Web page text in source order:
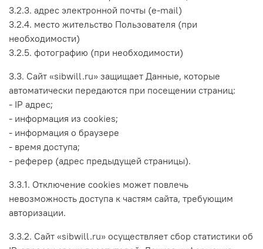
3.2.3. адрес электронной почты (e-mail)
3.2.4. место жительство Пользователя (при
необходимости)
3.2.5. фотографию (при необходимости)
3.3. Сайт «sibwill.ru» защищает Данные, которые
автоматически передаются при посещении страниц:
- IP адрес;
- информация из cookies;
- информация о браузере
- время доступа;
- реферер (адрес предыдущей страницы).
3.3.1. Отключение cookies может повлечь
невозможность доступа к частям сайта, требующим
авторизации.
3.3.2. Сайт «sibwill.ru» осуществляет сбор статистики об